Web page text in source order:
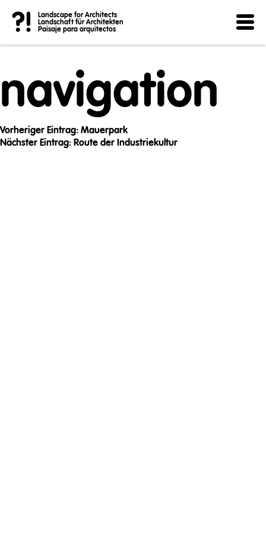
?!
Landscape for Architects
Landschaft für Architekten
Paisaje para arquitectos
Post
navigation
Vorheriger Eintrag: Mauerpark
Nächster Eintrag: Route der Industriekultur